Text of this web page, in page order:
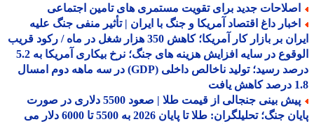
جدید برای تقویت مستمری های تامین اجتماعی
داغ اقتصاد آمریکا و جنگ با ایران | تأثیر منفی جنگ علیه
ایران بر بازار کار آمریکا؛ کاهش 350 هزار شغل در ماه / رکود قریب
الوقوع در سایه افزایش هزینه های جنگ؛ نرخ بیکاری آمریکا به 5.2
درصد رسید؛ تولید ناخالص داخلی (GDP) در سه ماهه دوم امسال
پیش بینی جنجالی از قیمت طلا | صعود 5500 دلاری در صورت
پایان جنگ؛ تحلیلگران: طلا تا پایان 2026 به 5500 تا 6000 دلار می